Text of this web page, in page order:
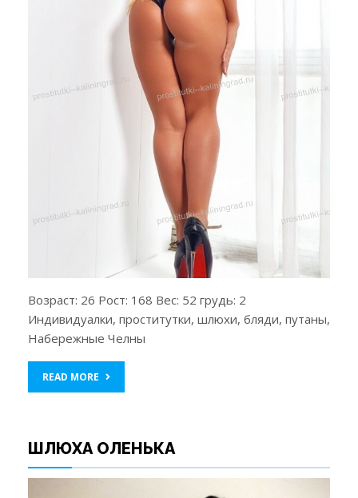
Возраст: 26 Рост: 168 Вес: 52 грудь: 2
Индивидуалки, проститутки, шлюхи, бляди, путаны,
Набережные Челны
READ MORE
ШЛЮХА ОЛЕНЬКА